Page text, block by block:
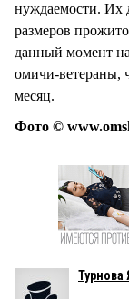
нуждаемости. Их
размеров
данный момент
омичи-ветераны,
месяц.
Фото ©
Турнова